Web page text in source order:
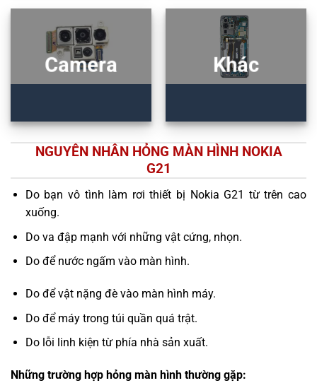
Camera Khác
NGUYÊN NHÂN HỎNG MÀN HÌNH NOKIA
G21
Do bạn vô tình làm rơi thiết bị Nokia G21 từ trên cao
xuống.
Do va đập mạnh với những vật cứng, nhọn.
Do để nước ngấm vào màn hình.
Do để vật nặng đè vào màn hình máy.
Do để máy trong túi quần quá trật.
Do lỗi linh kiện từ phía nhà sản xuất.
Những trường hợp hỏng màn hình thường gặp: